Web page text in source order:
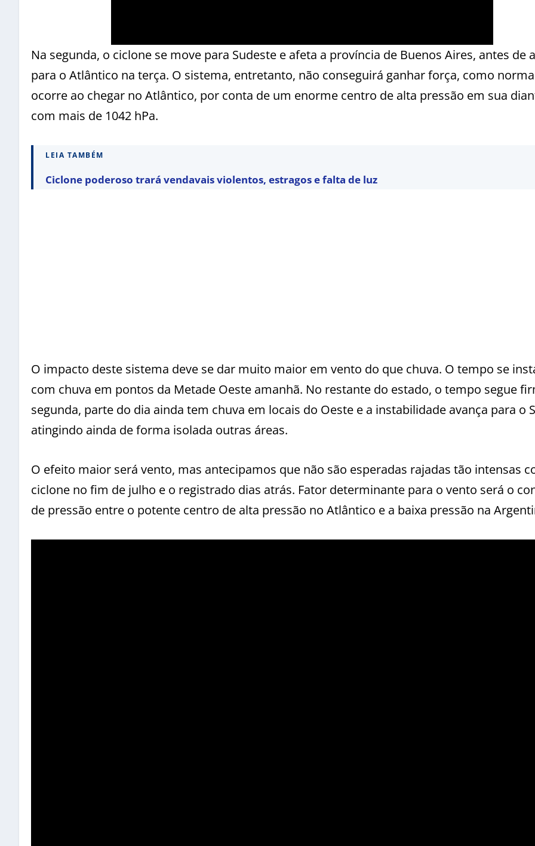
Na segunda, o ciclone se move para Sudeste e afeta a província de Buenos Aires, antes de
para o Atlântico na terça. O sistema, entretanto, não conseguirá ganhar força, como
ocorre ao chegar no Atlântico, por conta de um enorme centro de alta pressão em sua
com mais de 1042 hPa.
LEIA TAMBÉM
Ciclone poderoso trará vendavais violentos, estragos e falta de luz
O impacto deste sistema deve se dar muito maior em vento do que chuva. O tempo se
com chuva em pontos da Metade Oeste amanhã. No restante do estado, o tempo segue
segunda, parte do dia ainda tem chuva em locais do Oeste e a instabilidade avança para o
atingindo ainda de forma isolada outras áreas.
O efeito maior será vento, mas antecipamos que não são esperadas rajadas tão intensas
ciclone no fim de julho e o registrado dias atrás. Fator determinante para o vento será o
de pressão entre o potente centro de alta pressão no Atlântico e a baixa pressão na